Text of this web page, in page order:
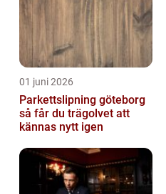
01 juni 2026
Parkettslipning göteborg
så får du trägolvet att
kännas nytt igen